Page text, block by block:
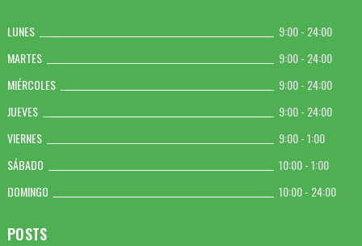
LUNES
9:00 - 24:00
MARTES
9:00 - 24:00
MIÉRCOLES
9:00 - 24:00
JUEVES
9:00 - 24:00
VIERNES
9:00 - 1:00
SÁBADO
10:00 - 1:00
DOMINGO
10:00 - 24:00
POSTS